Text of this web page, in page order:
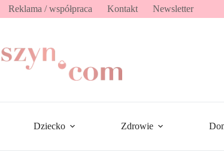
Reklama / współpraca Kontakt Newsletter
Dziecko Zdrowie